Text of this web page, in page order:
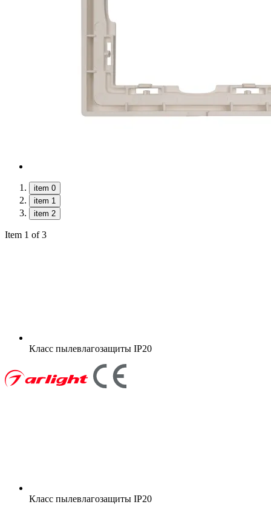
item 0
item 1
item 2
Item 1 of 3
Класс пылевлагозащиты IP20
Класс пылевлагозащиты IP20